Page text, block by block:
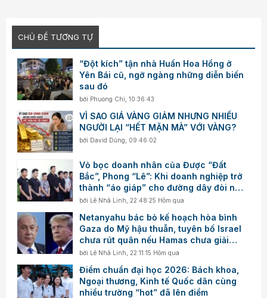
CHỦ ĐỀ TƯƠNG TỰ
“Đột kích” tận nhà Huấn Hoa Hồng ở
Yên Bái cũ, ngỡ ngàng những diễn biến
sau đó
bởi Phuong Chi ,10:36:43
VÌ SAO GIÁ VÀNG GIẢM NHƯNG NHIỀU
NGƯỜI LẠI “HẾT MẶN MÀ” VỚI VÀNG?
bởi David Dũng 09:46:02
Vỏ bọc doanh nhân của Được “Đất
Bắc”, Phong “Lê”: Khi doanh nghiệp trở
thành “áo giáp” cho đường dây đòi nợ
thuê
bởi Lê Nhã Linh ,22:48:25 Hôm qua
Netanyahu bác bỏ kế hoạch hòa bình
Gaza do Mỹ hậu thuẫn, tuyên bố Israel
chưa rút quân nếu Hamas chưa giải
giáp
bởi Lê Nhã Linh ,22:11:15 Hôm qua
Điểm chuẩn đại học 2026: Bách khoa,
Ngoại thương, Kinh tế Quốc dân cùng
nhiều trường “hot” đã lên điểm